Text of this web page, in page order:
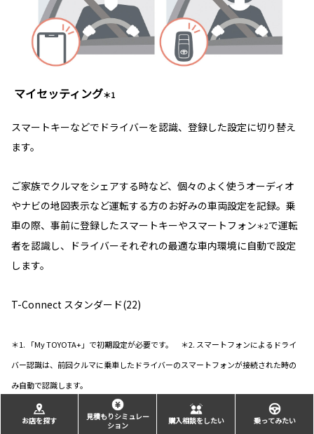
マイセッティング＊1
スマートキーなどでドライバーを認識、登録した設定に切り替え
ます。
ご家族でクルマをシェアする時など、個々のよく使うオーディオ
やナビの地図表示など運転する方のお好みの車両設定を記録。乗
車の際、事前に登録したスマートキーやスマートフォン＊2で運転
者を認識し、ドライバーそれぞれの最適な車内環境に自動で設定
します。
T-Connect スタンダード(22)
＊1. 「My TOYOTA+」で初期設定が必要です。 ＊2. スマートフォンによるドライ
バー認識は、前回クルマに乗車したドライバーのスマートフォンが接続された時の
み自動で認識します。
お店を探す
見積もりシミュレー
ション
購入相談をしたい 乗ってみたい